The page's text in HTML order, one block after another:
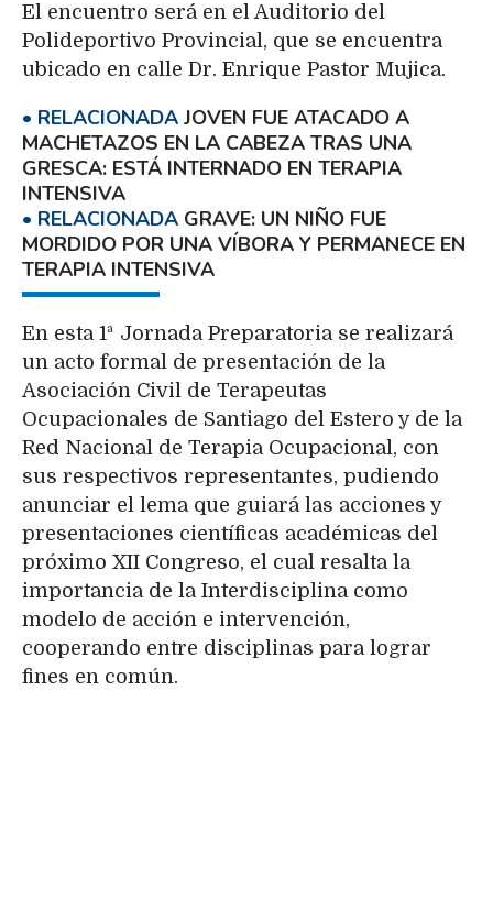
El encuentro será en el Auditorio del
Polideportivo Provincial, que se encuentra
ubicado en calle Dr. Enrique Pastor Mujica.
JOVEN FUE ATACADO A
MACHETAZOS EN LA CABEZA TRAS UNA
GRESCA: ESTÁ INTERNADO EN TERAPIA
INTENSIVA
GRAVE: UN NIÑO FUE
MORDIDO POR UNA VÍBORA Y PERMANECE EN
TERAPIA INTENSIVA
En esta 1ª Jornada Preparatoria se realizará
un acto formal de presentación de la
Asociación Civil de Terapeutas
Ocupacionales de Santiago del Estero y de la
Red Nacional de Terapia Ocupacional, con
sus respectivos representantes, pudiendo
anunciar el lema que guiará las acciones y
presentaciones científicas académicas del
próximo XII Congreso, el cual resalta la
importancia de la Interdisciplina como
modelo de acción e intervención,
cooperando entre disciplinas para lograr
fines en común.